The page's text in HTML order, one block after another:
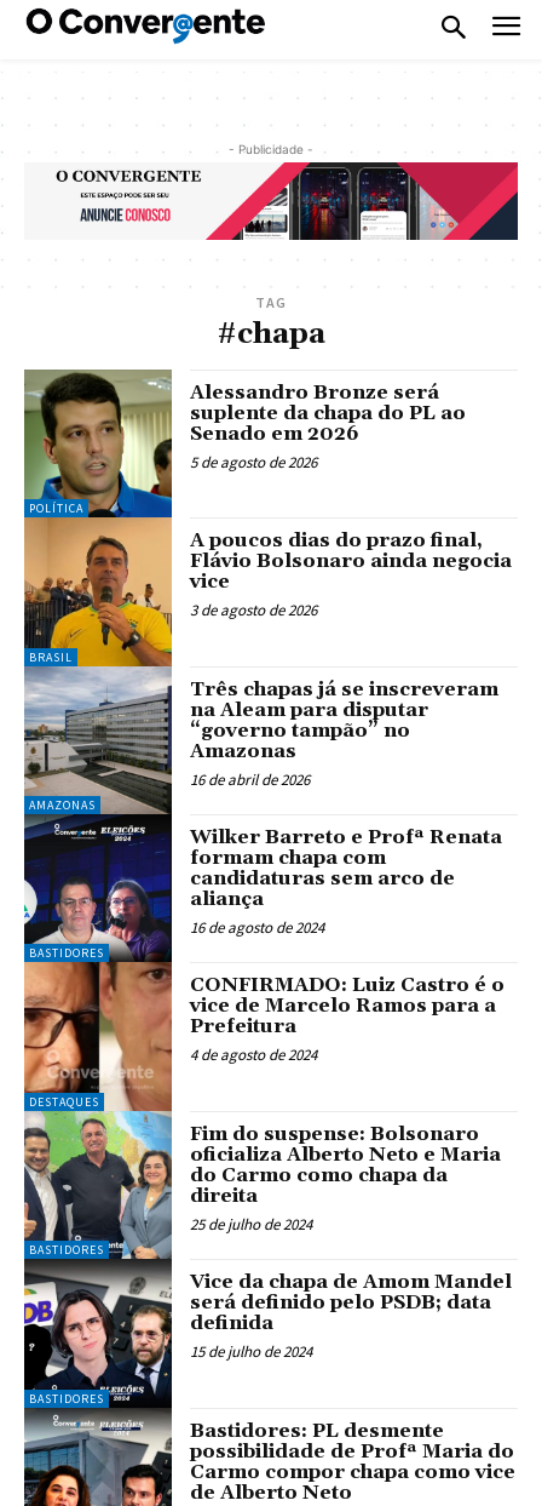
- Publicidade -
TAG
#chapa
POLÍTICA
Alessandro Bronze será
suplente da chapa do PL ao
Senado em 2026
5 de agosto de 2026
BRASIL
A poucos dias do prazo final,
Flávio Bolsonaro ainda negocia
vice
3 de agosto de 2026
AMAZONAS
Três chapas já se inscreveram
na Aleam para disputar
“governo tampão” no
Amazonas
16 de abril de 2026
BASTIDORES
Wilker Barreto e Profª Renata
formam chapa com
candidaturas sem arco de
aliança
16 de agosto de 2024
DESTAQUES
CONFIRMADO: Luiz Castro é o
vice de Marcelo Ramos para a
Prefeitura
4 de agosto de 2024
BASTIDORES
Fim do suspense: Bolsonaro
oficializa Alberto Neto e Maria
do Carmo como chapa da
direita
25 de julho de 2024
BASTIDORES
Vice da chapa de Amom Mandel
será definido pelo PSDB; data
definida
15 de julho de 2024
Bastidores: PL desmente
possibilidade de Profª Maria do
Carmo compor chapa como vice
de Alberto Neto